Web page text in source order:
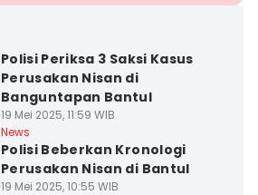
Polisi Periksa 3 Saksi Kasus
Perusakan Nisan di
Banguntapan Bantul
19 Mei 2025, 11:59 WIB
News
Polisi Beberkan Kronologi
Perusakan Nisan di Bantul
19 Mei 2025, 10:55 WIB